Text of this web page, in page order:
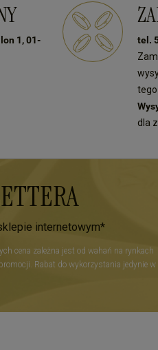
1, 01-
tel.
tego
dla
internetowym*
cena zależna jest od wahań na rynkach
Rabat do wykorzystania jedynie w